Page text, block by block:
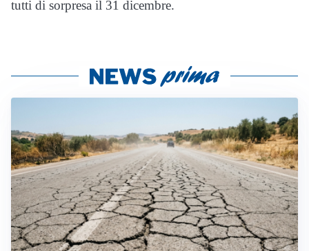
tutti di sorpresa il 31 dicembre.